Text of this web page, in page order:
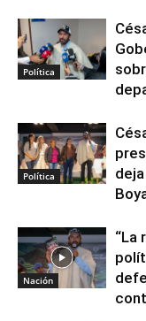
Política
Política
Nación
“La